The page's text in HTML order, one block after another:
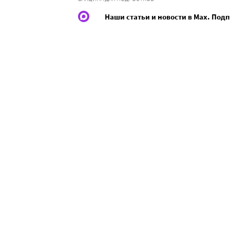
Наши статьи и новости в Max.